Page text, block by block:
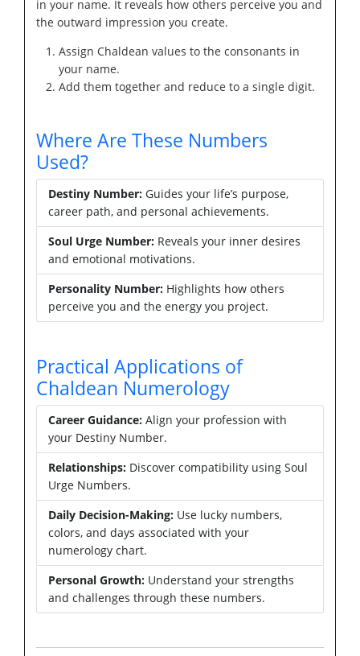
in your name. It reveals how others perceive you and
the outward impression you create.
Assign Chaldean values to the consonants in
your name.
Add them together and reduce to a single digit.
Where Are These Numbers
Used?
Destiny Number: Guides your life’s purpose,
career path, and personal achievements.
Soul Urge Number: Reveals your inner desires
and emotional motivations.
Personality Number: Highlights how others
perceive you and the energy you project.
Practical Applications of
Chaldean Numerology
Career Guidance: Align your profession with
your Destiny Number.
Relationships: Discover compatibility using Soul
Urge Numbers.
Daily Decision-Making: Use lucky numbers,
colors, and days associated with your
numerology chart.
Personal Growth: Understand your strengths
and challenges through these numbers.